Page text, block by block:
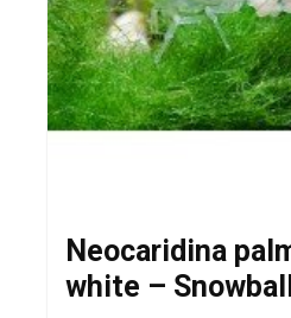
Neocaridina
white –